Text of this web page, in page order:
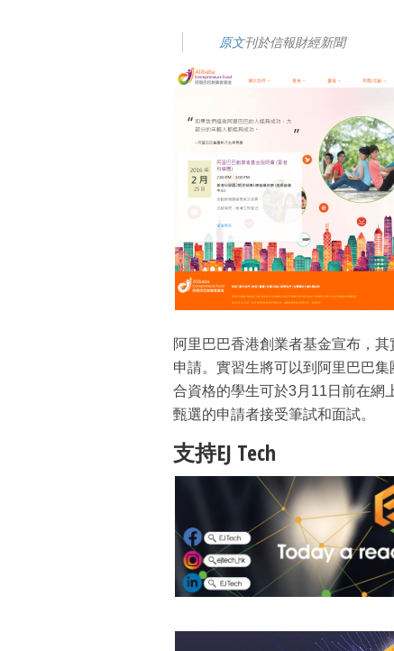
原文刊於信報財經新聞
阿里巴巴香港創業者基金宣布，
申請。實習生將可以到阿里巴巴
合資格的學生可於3月11日前在網
甄選的申請者接受筆試和面試。
支持EJ Tech